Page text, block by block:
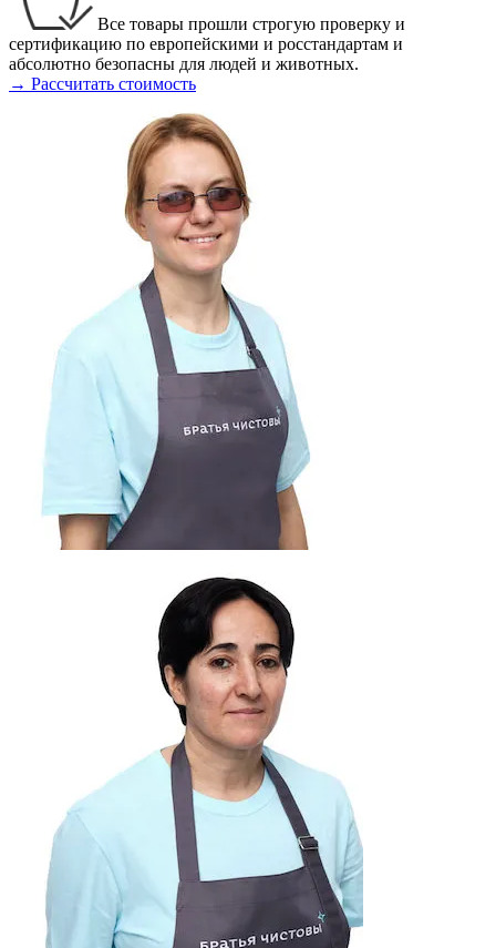
Все товары прошли строгую проверку и
сертификацию по европейскими и росстандартам и
абсолютно безопасны для людей и животных.
→ Рассчитать стоимость